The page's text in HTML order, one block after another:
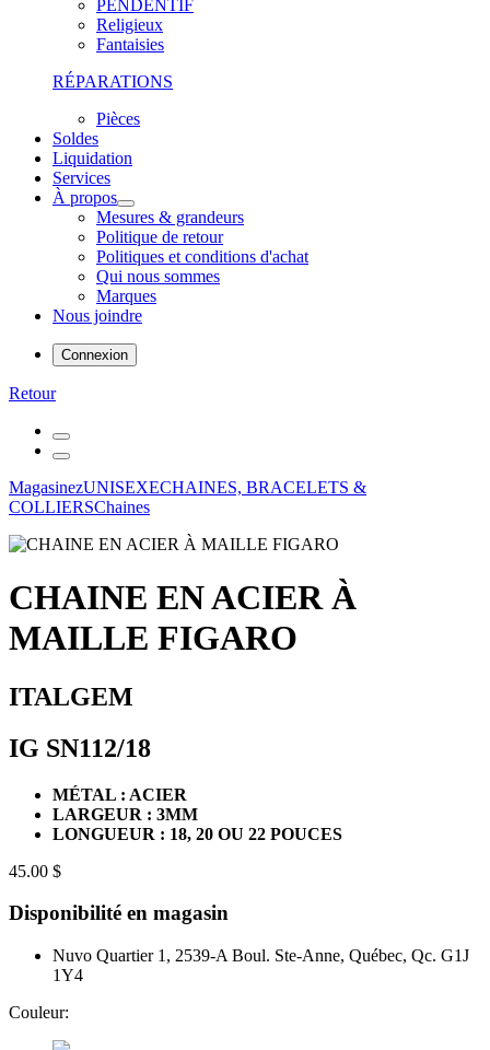
PENDENTIF
Religieux
Fantaisies
RÉPARATIONS
Pièces
Soldes
Liquidation
Services
À propos
Mesures & grandeurs
Politique de retour
Politiques et conditions d'achat
Qui nous sommes
Marques
Nous joindre
Connexion
Retour
MagasinezUNISEXECHAINES, BRACELETS &
COLLIERSChaines
CHAINE EN ACIER À
MAILLE FIGARO
ITALGEM
IG SN112/18
MÉTAL : ACIER
LARGEUR : 3MM
LONGUEUR : 18, 20 OU 22 POUCES
45.00 $
Disponibilité en magasin
Nuvo Quartier 1, 2539-A Boul. Ste-Anne, Québec, Qc. G1J
1Y4
Couleur: